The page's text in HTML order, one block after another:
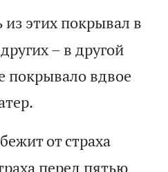
из этихпокрывал в
других– вдругой
покрывало вдвое
тер.
ежитотстраха
аха перед пятью